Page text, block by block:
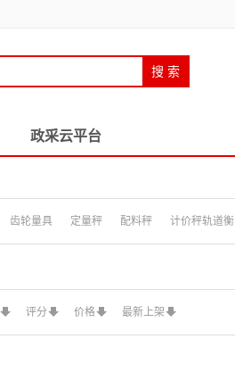
搜 索
政采云平台
齿轮量具 定量秤 配料秤 计价秤轨道衡
评分 价格 最新上架